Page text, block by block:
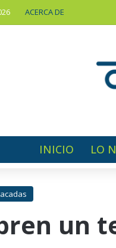
ACERCA DE
INICIO LO
un